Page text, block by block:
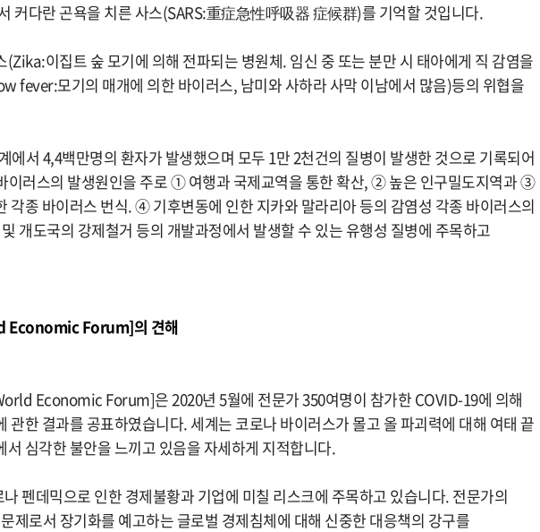
커다란 곤욕을 치른 사스(SARS:重症急性呼吸器 症候群)를 기억할 것입니다.
(Zika:이집트 숲 모기에 의해 전파되는 병원체. 임신 중 또는 분만 시 태아에게 직 감염을
fever:모기의 매개에 의한 바이러스, 남미와 사하라 사막 이남에서 많음)등의 위협을
에서 4,4백만명의 환자가 발생했으며 모두 1만 2천건의 질병이 발생한 것으로 기록되어
이러스의 발생원인을 주로 ① 여행과 국제교역을 통한 확산, ② 높은 인구밀도지역과 ③
각종 바이러스 번식. ④ 기후변동에 인한 지카와 말라리아 등의 감염성 각종 바이러스의
개도국의 강제철거 등의 개발과정에서 발생할 수 있는 유행성 질병에 주목하고
Economic Forum]의 견해
Economic Forum]은 2020년 5월에 전문가 350여명이 참가한 COVID-19에 의해
관한 결과를 공표하였습니다. 세계는 코로나 바이러스가 몰고 올 파괴력에 대해 여태 끝
서 심각한 불안을 느끼고 있음을 자세하게 지적합니다.
펜데믹으로 인한 경제불황과 기업에 미칠 리스크에 주목하고 있습니다. 전문가의
제로서 장기화를 예고하는 글로벌 경제침체에 대해 신중한 대응책의 강구를